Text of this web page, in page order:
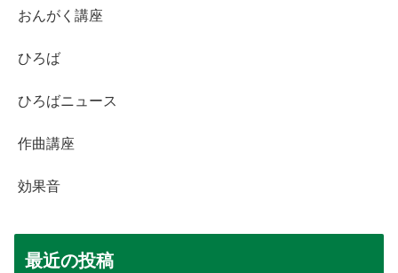
おんがく講座
ひろば
ひろばニュース
作曲講座
効果音
最近の投稿